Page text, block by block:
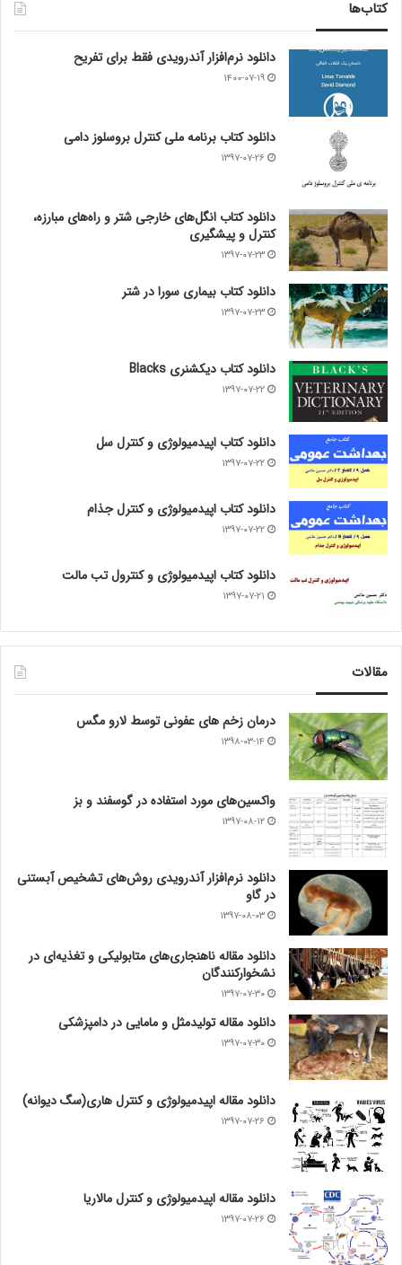
کتاب‌ها
دانلود نرم‌افزار آندرویدی فقط برای تفریح
۱۴۰۰-۰۷-۱۹
دانلود کتاب برنامه ملی کنترل بروسلوز دامی
۱۳۹۷-۰۷-۲۶
دانلود کتاب انگل‌های خارجی شتر و راه‌های مبارزه،
کنترل و پیشگیری
۱۳۹۷-۰۷-۲۳
دانلود کتاب بیماری سورا در شتر
۱۳۹۷-۰۷-۲۳
دانلود کتاب دیکشنری Blacks
۱۳۹۷-۰۷-۲۲
دانلود کتاب اپیدمیولوژی و کنترل سل
۱۳۹۷-۰۷-۲۲
دانلود کتاب اپیدمیولوژی و کنترل جذام
۱۳۹۷-۰۷-۲۲
دانلود کتاب اپیدمیولوژی و کنترول تب مالت
۱۳۹۷-۰۷-۲۱
مقالات
درمان زخم های عفونی توسط لارو مگس
۱۳۹۸-۰۳-۱۴
واکسین‌های مورد استفاده در گوسفند و بز
۱۳۹۷-۰۸-۱۲
دانلود نرم‌افزار آندرویدی روش‌های تشخیص آبستنی
در گاو
۱۳۹۷-۰۸-۰۳
دانلود مقاله ناهنجاری‌های متابولیکی و تغذیه‌ای در
نشخوارکنندگان
۱۳۹۷-۰۷-۳۰
دانلود مقاله تولیدمثل و مامایی در دامپزشکی
۱۳۹۷-۰۷-۳۰
دانلود مقاله اپیدمیولوژی و کنترل هاری(سگ دیوانه)
۱۳۹۷-۰۷-۲۶
دانلود مقاله اپیدمیولوژی و کنترل مالاریا
۱۳۹۷-۰۷-۲۶